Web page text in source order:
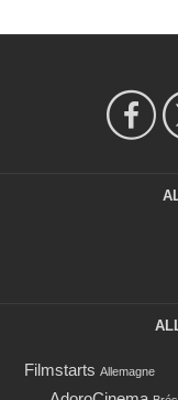
Filmstarts Allemagne